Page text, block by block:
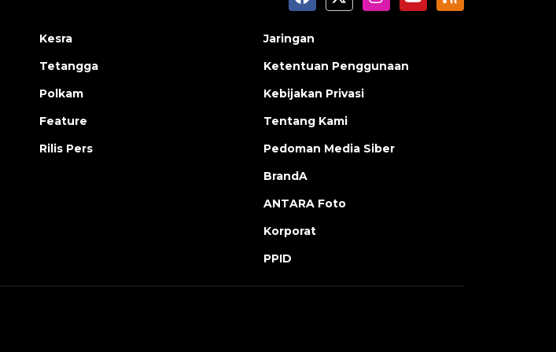
Kesra
Tetangga
Polkam
Feature
Rilis Pers
Jaringan
Ketentuan Penggunaan
Kebijakan Privasi
Tentang Kami
Pedoman Media Siber
BrandA
ANTARA Foto
Korporat
PPID